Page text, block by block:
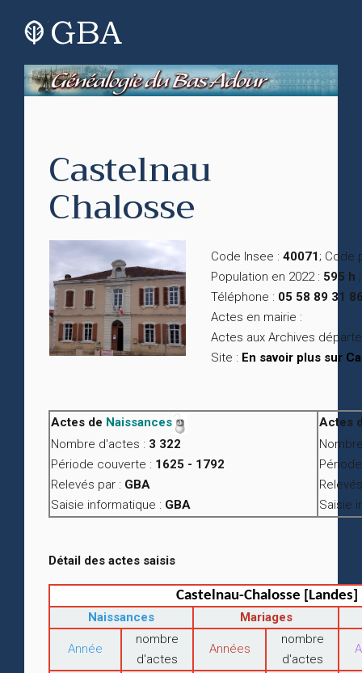
Castelnau
Chalosse
Code Insee : 40071; Code
Population en 2022 : 595 h
Téléphone : 05 58 89 31
Actes en mairie :
Actes aux Archives
Site : En savoir plus sur
Actes de Naissances
Nombre d'actes : 3 322
Période couverte : 1625 - 1792
Relevés par : GBA
Saisie informatique : GBA
Actes
Saisie
Détail des actes saisis
Castelnau-Chalosse [Landes]
Naissances Mariages
Année
nombre
d'actes
Années
nombre
d'actes